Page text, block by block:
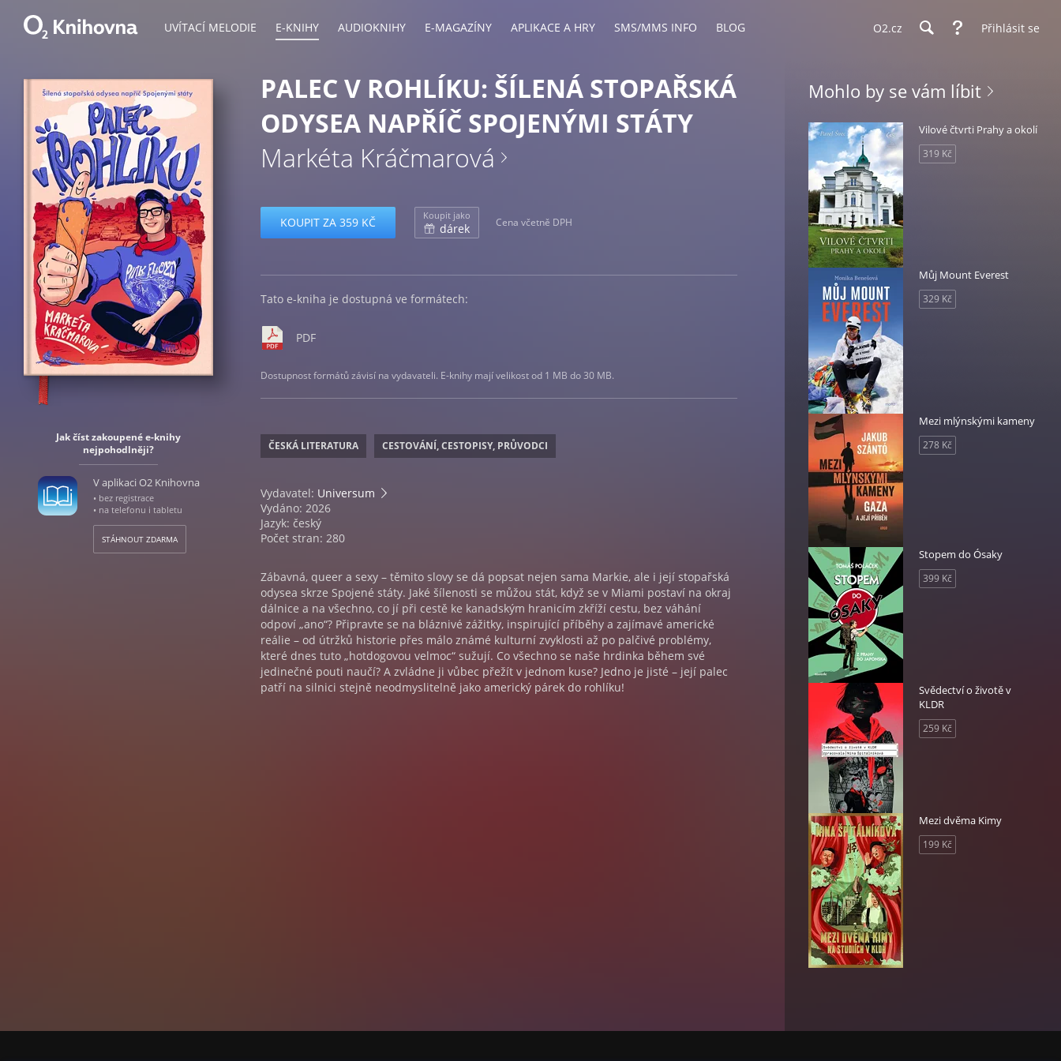
UVÍTACÍ MELODIE E-KNIHY AUDIOKNIHY E-MAGAZÍNY APLIKACE A HRY SMS/MMS INFO BLOG O2.cz Přihlásit se
Jak číst zakoupené e-knihy
nejpohodlněji?
V aplikaci O2 Knihovna
• bez registrace
• na telefonu i tabletu
STÁHNOUT ZDARMA
PALEC V ROHLÍKU: ŠÍLENÁ STOPAŘSKÁ
ODYSEA NAPŘÍČ SPOJENÝMI STÁTY
Markéta Kráčmarová
KOUPIT ZA 359 KČ Koupit jako
dárek Cena včetně DPH
Tato e-kniha je dostupná ve formátech:
PDF
Dostupnost formátů závisí na vydavateli. E-knihy mají velikost od 1 MB do 30 MB.
ČESKÁ LITERATURA CESTOVÁNÍ, CESTOPISY, PRŮVODCI
Vydavatel: Universum
Vydáno: 2026
Jazyk: český
Počet stran: 280
Zábavná, queer a sexy – těmito slovy se dá popsat nejen sama Markie, ale i její stopařská
odysea skrze Spojené státy. Jaké šílenosti se můžou stát, když se v Miami postaví na okraj
dálnice a na všechno, co jí při cestě ke kanadským hranicím zkříží cestu, bez váhání
odpoví „ano“? Připravte se na bláznivé zážitky, inspirující příběhy a zajímavé americké
reálie – od útržků historie přes málo známé kulturní zvyklosti až po palčivé problémy,
které dnes tuto „hotdogovou velmoc“ sužují. Co všechno se naše hrdinka během své
jedinečné pouti naučí? A zvládne ji vůbec přežít v jednom kuse? Jedno je jisté – její palec
patří na silnici stejně neodmyslitelně jako americký párek do rohlíku!
Mohlo by se vám líbit
Vilové čtvrti Prahy a okolí
319 Kč
Můj Mount Everest
329 Kč
Mezi mlýnskými kameny
278 Kč
Stopem do Ósaky
399 Kč
Svědectví o životě v
KLDR
259 Kč
Mezi dvěma Kimy
199 Kč